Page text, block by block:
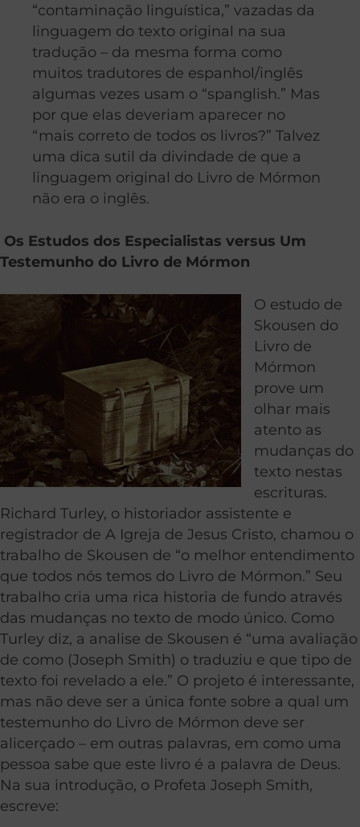
“contaminação linguística,” vazadas da
linguagem do texto original na sua
tradução – da mesma forma como
muitos tradutores de espanhol/inglês
algumas vezes usam o “spanglish.” Mas
por que elas deveriam aparecer no
“mais correto de todos os livros?” Talvez
uma dica sutil da divindade de que a
linguagem original do Livro de Mórmon
não era o inglês.
Os Estudos dos Especialistas versus Um
Testemunho do Livro de Mórmon
O estudo de
Skousen do
Livro de
Mórmon
prove um
olhar mais
atento as
mudanças do
texto nestas
escrituras.
Richard Turley, o historiador assistente e
registrador de A Igreja de Jesus Cristo, chamou o
trabalho de Skousen de “o melhor entendimento
que todos nós temos do Livro de Mórmon.” Seu
trabalho cria uma rica historia de fundo através
das mudanças no texto de modo único. Como
Turley diz, a analise de Skousen é “uma avaliação
de como (Joseph Smith) o traduziu e que tipo de
texto foi revelado a ele.” O projeto é interessante,
mas não deve ser a única fonte sobre a qual um
testemunho do Livro de Mórmon deve ser
alicerçado – em outras palavras, em como uma
pessoa sabe que este livro é a palavra de Deus.
Na sua introdução, o Profeta Joseph Smith,
escreve: